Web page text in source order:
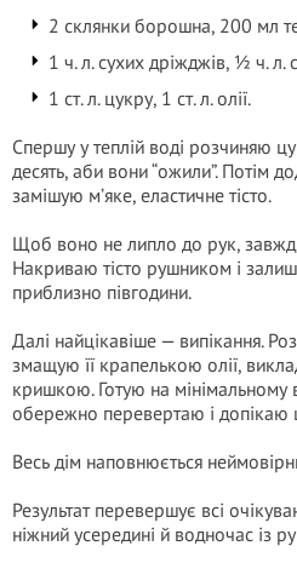
2 склянки борошна, 200 мл
1 ч. л. сухих дріжджів, ½ ч. л.
1 ст. л. цукру, 1 ст. л. олії.
Спершу у теплій воді розчиняю
десять, аби вони “ожили”. Потім
замішую м’яке, еластичне тісто.
Щоб воно не липло до рук,
Накриваю тісто рушником і
приблизно півгодини.
Далі найцікавіше — випікання.
змащую її крапелькою олії,
кришкою. Готую на мінімальному
обережно перевертаю і допікаю
Весь дім наповнюється
Результат перевершує всі
ніжний усередині й водночас із